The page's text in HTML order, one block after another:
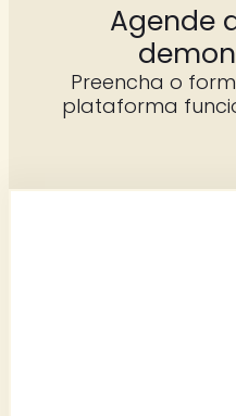
Agende
Preencha o
plataforma